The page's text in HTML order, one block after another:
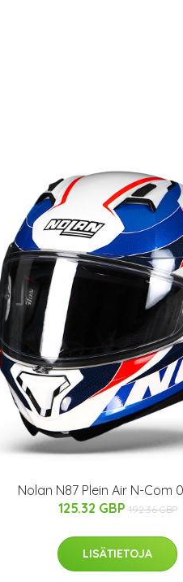
Nolan N87 Plein Air N-Com
125.32 GBP 192.36 GBP
LISÄTIETOJA